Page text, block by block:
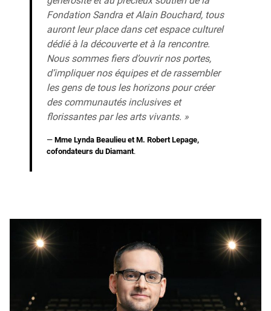
Fondation Sandra et Alain Bouchard, tous
auront leur place dans cet espace culturel
dédié à la découverte et à la rencontre.
Nous sommes fiers d’ouvrir nos portes,
d’impliquer nos équipes et de rassembler
les gens de tous les horizons pour créer
des communautés inclusives et
florissantes par les arts vivants. »
—Mme Lynda Beaulieu et M. Robert Lepage,
cofondateurs du Diamant.